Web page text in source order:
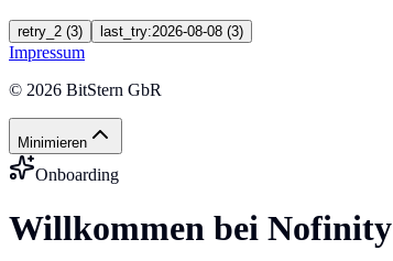
retry_2 (3) last_try:2026-08-08 (3)
Impressum
© 2026 BitStern GbR
Minimieren
Onboarding
Willkommen bei Nofinity